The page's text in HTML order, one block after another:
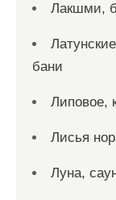
Лакшми,
бани
Липовое,
Лисья
Луна,